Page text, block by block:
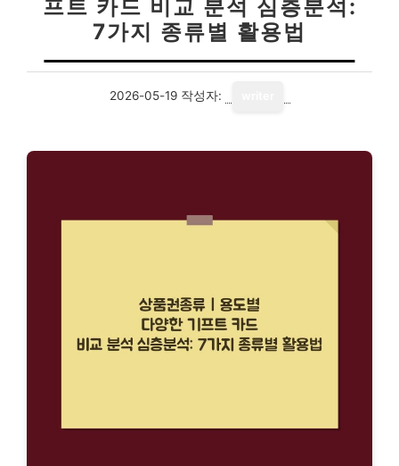
프트 카드 비교 분석 심층분석:
7가지 종류별 활용법
2026-05-19 작성자: